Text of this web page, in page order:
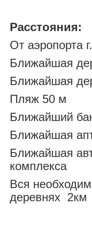
Расстояния:
От аэропорта
Ближайшая
Ближайшая
Пляж 50 м
Ближайший
Ближайшая
Ближайшая
комплекса
Вся
деревнях 2км